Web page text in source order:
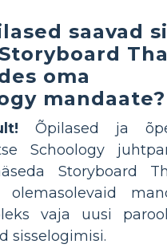
saavad
oma
mandaate?
Õpilased ja
Schoology
Storyboard
olemasolevaid
vaja uusi
sisselogimisi.